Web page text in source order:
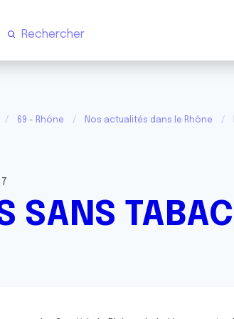
69 - Rhône Nos actualités dans le Rhône
SANS TABAC